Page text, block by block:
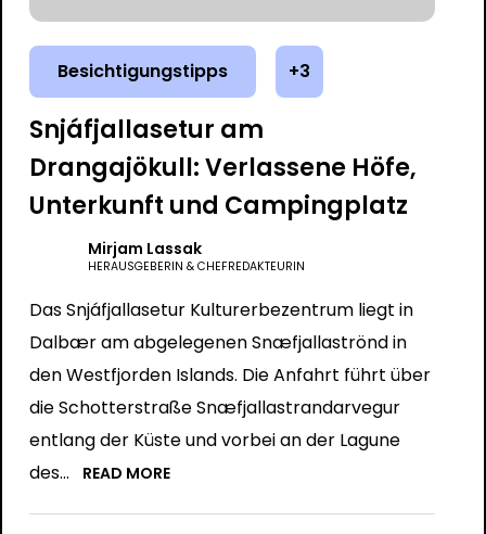
Besichtigungstipps +3
Snjáfjallasetur am
Drangajökull: Verlassene Höfe,
Unterkunft und Campingplatz
Mirjam Lassak
HERAUSGEBERIN & CHEFREDAKTEURIN
Das Snjáfjallasetur Kulturerbezentrum liegt in
Dalbær am abgelegenen Snæfjallaströnd in
den Westfjorden Islands. Die Anfahrt führt über
die Schotterstraße Snæfjallastrandarvegur
entlang der Küste und vorbei an der Lagune
des...
READ MORE